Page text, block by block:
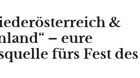
&
– eure
fürs Fest des